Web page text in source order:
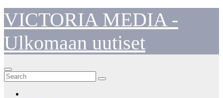
Skip
to
content
VICTORIA MEDIA -
Ulkomaan uutiset